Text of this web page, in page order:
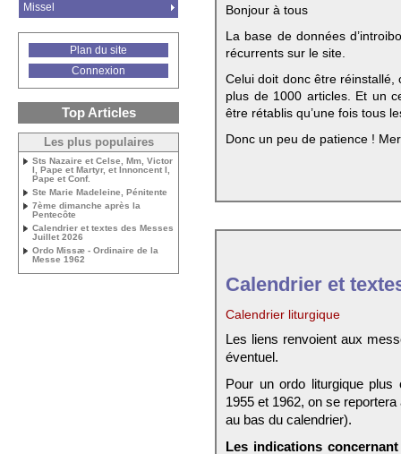
Bonjour à tous
La base de données
récurrents sur le site.
Celui doit donc être
plus de 1000 articles. Et un
être rétablis qu’une fois tous
Donc un peu de patience !
Calendrier et
Calendrier liturgique
Les liens renvoient aux
éventuel.
Pour un ordo liturgique plus
1955 et 1962, on se
au bas du calendrier).
Les indications
Missel
Plan du site
Connexion
Top Articles
Les plus populaires
Sts Nazaire et Celse, Mm, Victor
I, Pape et Martyr, et Innoncent I,
Pape et Conf.
Ste Marie Madeleine, Pénitente
7ème dimanche après la
Pentecôte
Calendrier et textes des Messes
Juillet 2026
Ordo Missæ - Ordinaire de la
Messe 1962